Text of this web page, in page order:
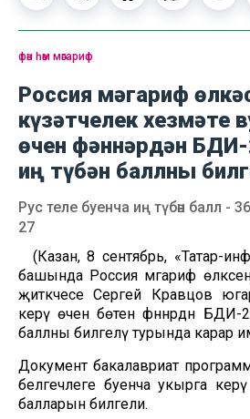
фән һәм мәгариф
Россия мәгариф
күзәтчелек хезмәте
өчен фәннәрдән БДИ-
иң түбән баллны
Рус теле буенча иң түбән балл -
27
(Казан, 8 сентябрь, «Татар-
башында Россия мәгариф
җитәкчесе Сергей Кравцов
керү өчен бөтен фәннәрдән БДИ-
баллны билгеләү турында карар
Документ бакалавриат
белгечлеге буенча укырга
балларын билгели.